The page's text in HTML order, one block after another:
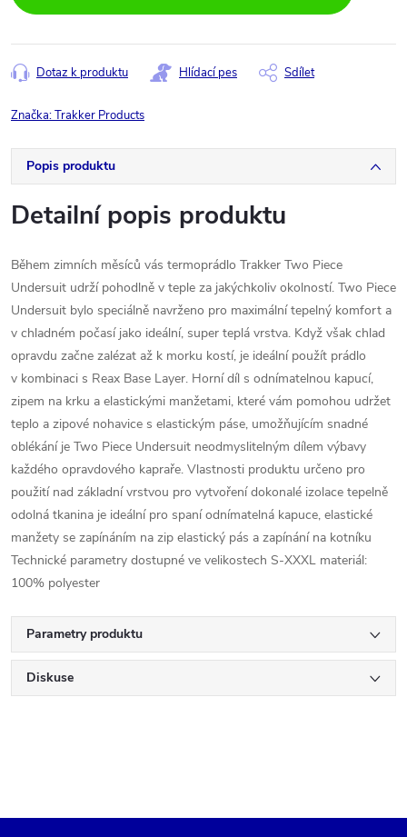
Dotaz k produktu Hlídací pes Sdílet
Značka:Trakker Products
Popis produktu
Detailní popis produktu
Během zimních měsíců vás termoprádlo Trakker Two Piece
Undersuit udrží pohodlně v teple za jakýchkoliv okolností. Two Piece
Undersuit bylo speciálně navrženo pro maximální tepelný komfort a
v chladném počasí jako ideální, super teplá vrstva. Když však chlad
opravdu začne zalézat až k morku kostí, je ideální použít prádlo
v kombinaci s Reax Base Layer. Horní díl s odnímatelnou kapucí,
zipem na krku a elastickými manžetami, které vám pomohou udržet
teplo a zipové nohavice s elastickým páse, umožňujícím snadné
oblékání je Two Piece Undersuit neodmyslitelným dílem výbavy
každého opravdového kapraře. Vlastnosti produktu určeno pro
použití nad základní vrstvou pro vytvoření dokonalé izolace tepelně
odolná tkanina je ideální pro spaní odnímatelná kapuce, elastické
manžety se zapínáním na zip elastický pás a zapínání na kotníku
Technické parametry dostupné ve velikostech S-XXXL materiál:
100% polyester
Parametry produktu
Diskuse